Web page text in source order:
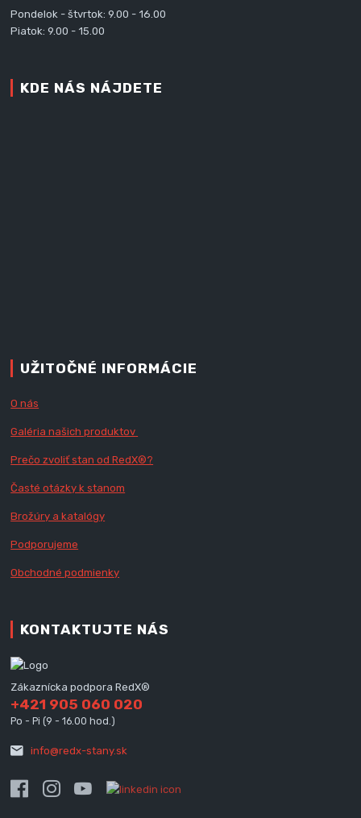
Pondelok - štvrtok: 9.00 - 16.00
Piatok: 9.00 - 15.00
KDE NÁS NÁJDETE
UŽITOČNÉ INFORMÁCIE
O nás
Galéria našich produktov
Prečo zvoliť stan od RedX®?
Časté otázky k stanom
Brožúry a katalógy
Podporujeme
Obchodné podmienky
KONTAKTUJTE NÁS
Zákaznícka podpora RedX®
+421 905 060 020
Po - Pi (9 - 16.00 hod.)
info@redx-stany.sk